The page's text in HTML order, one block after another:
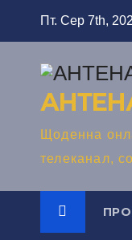
Пт. Сер 7th,
Щоденна
телеканал,